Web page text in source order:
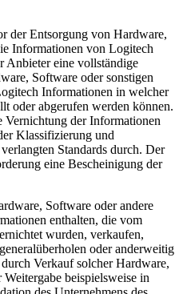
der Entsorgung von Hardware,
Informationen von Logitech
Anbieter eine vollständige
Software oder sonstigen
Informationen in welcher
oder abgerufen werden können.
der Informationen
Klassifizierung und
Standards durch. Der
eine Bescheinigung der
Software oder andere
enthalten, die vom
wurden, verkaufen,
oder anderweitig
Verkauf solcher Hardware,
beispielsweise in